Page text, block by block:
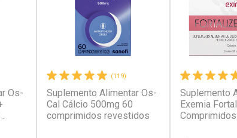
Os-
(119)
Suplemento Alimentar Os-
Cal Cálcio 500mg 60
comprimidos revestidos
Suplemento
Exemia
Comprimidos